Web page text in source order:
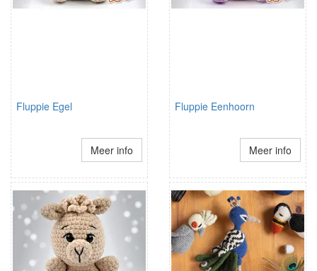
Fluppie Egel
Meer info
Fluppie Eenhoorn
Meer info